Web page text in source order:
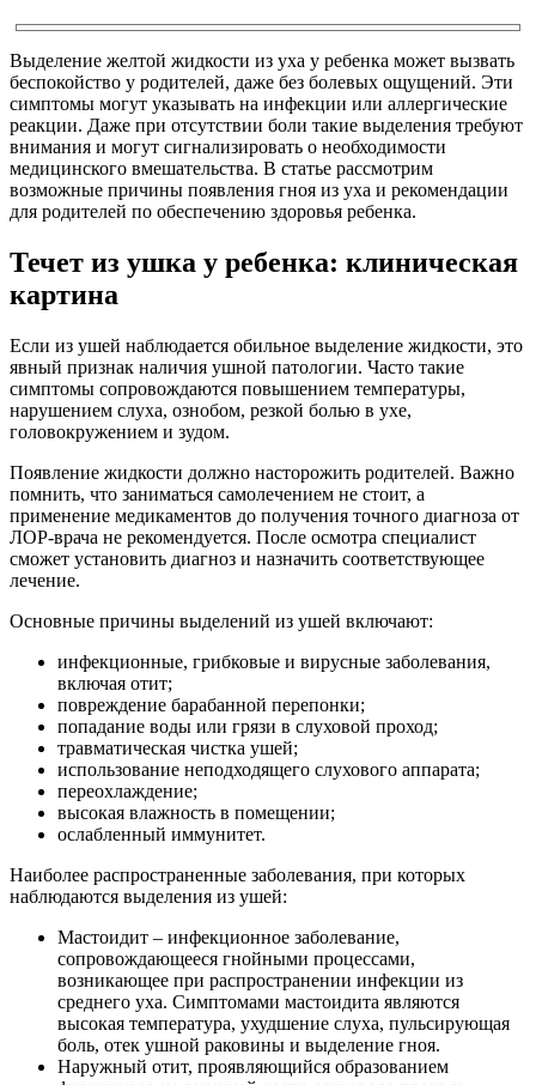
Выделение желтой жидкости из уха у ребенка может вызвать
беспокойство у родителей, даже без болевых ощущений. Эти
симптомы могут указывать на инфекции или аллергические
реакции. Даже при отсутствии боли такие выделения требуют
внимания и могут сигнализировать о необходимости
медицинского вмешательства. В статье рассмотрим
возможные причины появления гноя из уха и рекомендации
для родителей по обеспечению здоровья ребенка.
Течет из ушка у ребенка: клиническая
картина
Если из ушей наблюдается обильное выделение жидкости, это
явный признак наличия ушной патологии. Часто такие
симптомы сопровождаются повышением температуры,
нарушением слуха, ознобом, резкой болью в ухе,
головокружением и зудом.
Появление жидкости должно насторожить родителей. Важно
помнить, что заниматься самолечением не стоит, а
применение медикаментов до получения точного диагноза от
ЛОР-врача не рекомендуется. После осмотра специалист
сможет установить диагноз и назначить соответствующее
лечение.
Основные причины выделений из ушей включают:
инфекционные, грибковые и вирусные заболевания,
включая отит;
повреждение барабанной перепонки;
попадание воды или грязи в слуховой проход;
травматическая чистка ушей;
использование неподходящего слухового аппарата;
переохлаждение;
высокая влажность в помещении;
ослабленный иммунитет.
Наиболее распространенные заболевания, при которых
наблюдаются выделения из ушей:
Мастоидит – инфекционное заболевание,
сопровождающееся гнойными процессами,
возникающее при распространении инфекции из
среднего уха. Симптомами мастоидита являются
высокая температура, ухудшение слуха, пульсирующая
боль, отек ушной раковины и выделение гноя.
Наружный отит, проявляющийся образованием